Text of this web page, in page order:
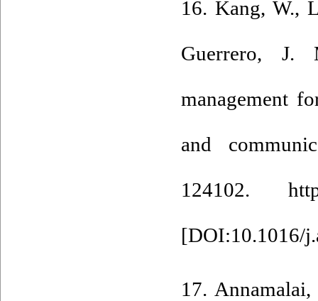
16. Kang, W.,
Guerrero, J.
management
and
124102.
[DOI:10.1016/
17.